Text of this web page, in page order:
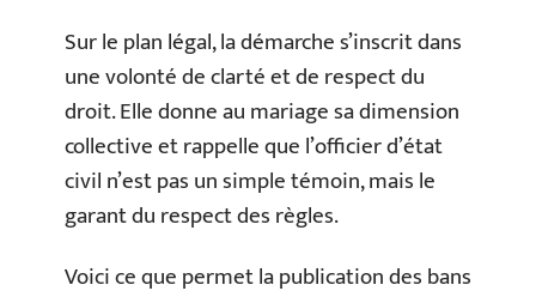
Sur le plan légal, la démarche s’inscrit dans
une volonté de clarté et de respect du
droit. Elle donne au mariage sa dimension
collective et rappelle que l’officier d’état
civil n’est pas un simple témoin, mais le
garant du respect des règles.
Voici ce que permet la publication des bans